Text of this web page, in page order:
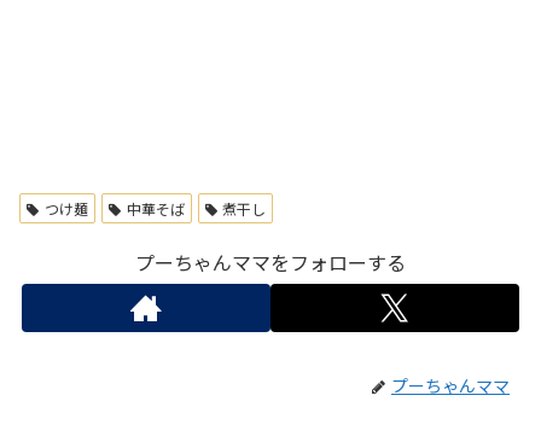
つけ麺 中華そば 煮干し
プーちゃんママをフォローする
プーちゃんママ